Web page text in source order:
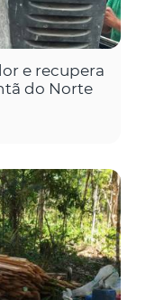
e recupera
do Norte